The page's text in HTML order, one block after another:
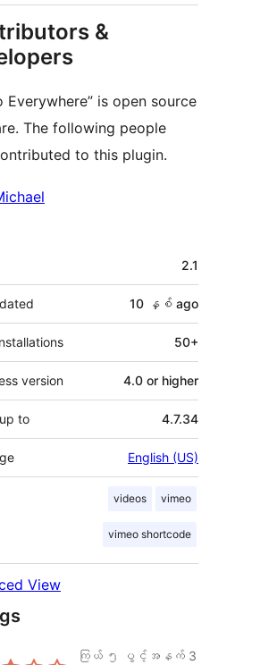
&
Everywhere” is open source
The following people
to this plugin.
2.1
10 နှစ် ago
50+
version 4.0 or higher
to 4.7.34
English (US)
videos vimeo
vimeo shortcode
View
ကြယ် ၅ ပွင့်အနက် 3